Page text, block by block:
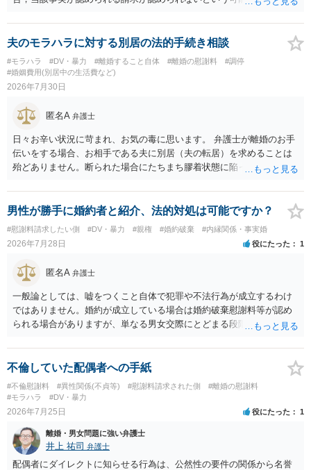
夫のモラハラに対する別居の法的手続き相談
#モラハラ #DV・暴力 #離婚すること自体 #離婚の慰謝料
#調停
#婚姻費用(別居中の生活費など)
2026年7月30日
匿名A 弁護士
日々お辛い状況に苛まれ、お気の毒に思います。 弁護士が離婚のお手
伝いをする場合、お相手である夫に別居（夫の転居）を求めることは
殆どありません。断られた場合にたちまち膠着状態に陥ってしまうの
高いためです。 実務的には、ご相談者さまが転居する形で離婚協議等
を進める選択を採らざるを得ないことが圧倒的多数です。
男性が勝手に婚約者と紹介、法的対処は可能ですか？
#慰謝料請求したい側 #DV・暴力 #親権 #婚約破棄 #内縁関係・事実婚
2026年7月28日 役にたった 1
匿名A 弁護士
一般論としては、嘘をつくこと自体で犯罪や不法行為が成立するわけ
ではありません。婚約が成立している場合は婚約破棄慰謝料等が認め
られる場合がありますが、単なる男女交際にとどまる段階の場合、独
慰謝料は生じないことが多いと思われます。 お怒りはごもっともです
が、仮に交際を進めたとしても後に相手を信頼できなくなる可能性が
高かったということですので、むしろ結婚しなくてよかったと割り切
って、交際を終わらせるのがよいと思います。
不倫していた配偶者への手紙
#不倫慰謝料 #異性関係(不貞等) #慰謝料請求された側
#離婚の慰謝料
#モラハラ
#DV・暴力
2026年7月25日 役にたった 1
離婚・男女問題に強い弁護士
井上 祐司 弁護士
配偶者にダイレクトに知らせる行為は、公然性の要件の関係から名誉